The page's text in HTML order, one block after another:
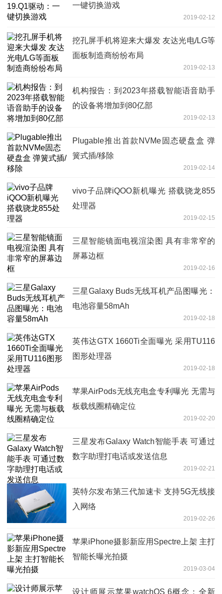
一键切换游戏
2019-02-12
挖孔屏手机将迎来大爆发 友达光电/LG等
面板制造商纷纷布局
2019-02-13
机构报告：到2023年搭载智能语音助手
的设备将增加到80亿部
2019-02-13
Plugable推出首款NVMe固态硬盘盒 弹
簧式插/移除
2019-02-14
vivo子品牌iQOO新机曝光 搭载骁龙855
处理器
2019-02-15
三星智能镜面电视渲染图 具有非常窄的
屏幕边框
2019-02-16
三星Galaxy Buds无线耳机产品图曝光：
电池容量58mAh
2019-02-18
英伟达GTX 1660Ti全面曝光 采用TU116
图形处理器
2019-02-18
苹果AirPods无线充电盒专利曝光 无需与
板载线圈精确定位
2019-02-20
三星发布Galaxy Watch智能手表 可通过
数字助理打电话或发送信息
2019-02-21
英特尔发布第三代加速卡 支持5G无线接
入网络
2019-02-26
苹果iPhone摄影新应用Spectre上架 主打
智能长曝光拍摄
2019-03-04
设计师展示苹果watchOS 6概念：全新